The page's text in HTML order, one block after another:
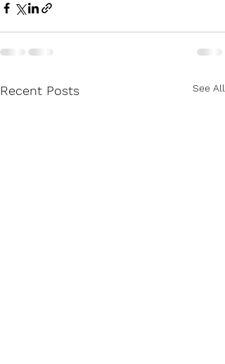
Recent Posts See All